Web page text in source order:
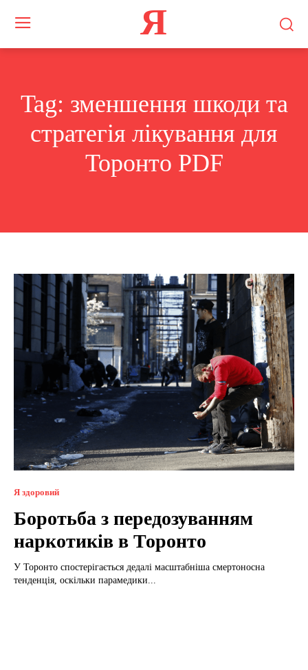
Я
Tag: зменшення шкоди та
стратегія лікування для
Торонто PDF
Я здоровий
Боротьба з передозуванням
наркотиків в Торонто
У Торонто спостерігається дедалі масштабніша смертоносна
тенденція, оскільки парамедики...